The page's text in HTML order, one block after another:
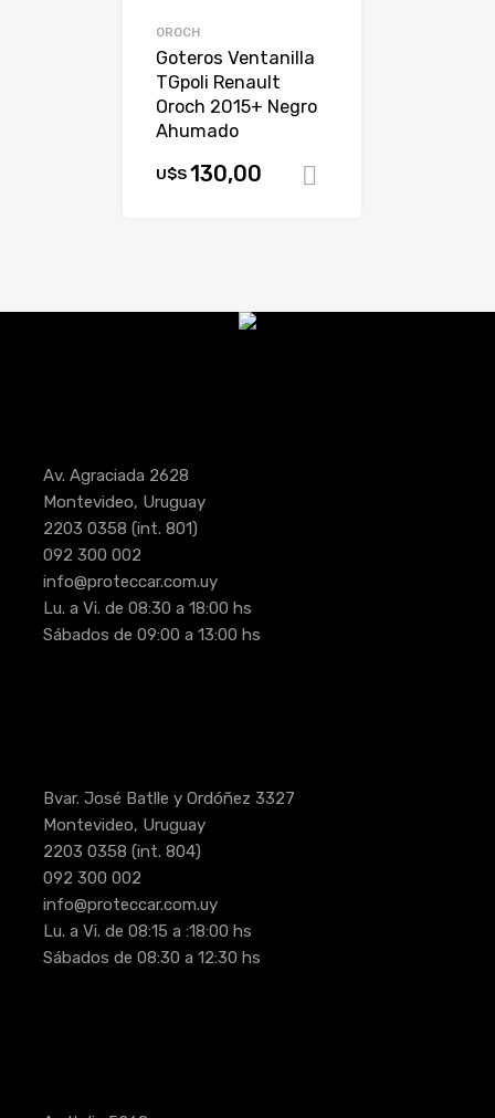
OROCH
Goteros Ventanilla
TGpoli Renault
Oroch 2015+ Negro
Ahumado
U$S130,00
Av. Agraciada 2628
Montevideo, Uruguay
2203 0358 (int. 801)
092 300 002
info@proteccar.com.uy
Lu. a Vi. de 08:30 a 18:00 hs
Sábados de 09:00 a 13:00 hs
Bvar. José Batlle y Ordóñez 3327
Montevideo, Uruguay
2203 0358 (int. 804)
092 300 002
info@proteccar.com.uy
Lu. a Vi. de 08:15 a :18:00 hs
Sábados de 08:30 a 12:30 hs